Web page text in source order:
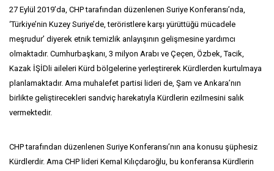
27 Eylül 2019’da, CHP tarafından düzenlenen Suriye Konferansı’nda,
‘Türkiye’nin Kuzey Suriye’de, teröristlere karşı yürüttüğü mücadele
meşrudur’ diyerek etnik temizlik anlayışının gelişmesine yardımcı
olmaktadır. Cumhurbaşkanı, 3 milyon Arabı ve Çeçen, Özbek, Tacik,
Kazak İŞİDli aileleri Kürd bölgelerine yerleştirerek Kürdlerden kurtulmaya
planlamaktadır. Ama muhalefet partisi lideri de, Şam ve Ankara’nın
birlikte geliştirecekleri sandviç harekatıyla Kürdlerin ezilmesini salık
vermektedir.
CHP tarafından düzenlenen Suriye Konferansı’nın ana konusu şüphesiz
Kürdlerdir. Ama CHP lideri Kemal Kılıçdaroğlu, bu konferansa Kürdlerin